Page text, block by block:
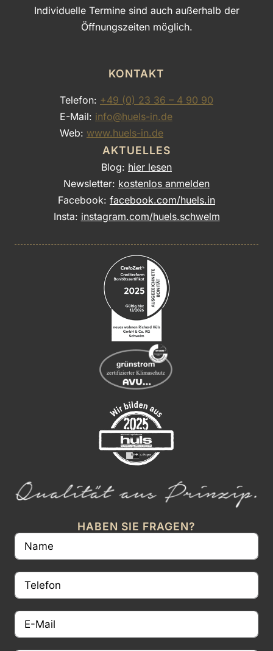
Individuelle Termine sind auch außerhalb der
Öffnungszeiten möglich.
KONTAKT
Telefon: +49 (0) 23 36 – 4 90 90
E-Mail: info@huels-in.de
Web: www.huels-in.de
AKTUELLES
Blog: hier lesen
Newsletter: kostenlos anmelden
Facebook: facebook.com/huels.in
Insta: instagram.com/huels.schwelm
HABEN SIE FRAGEN?